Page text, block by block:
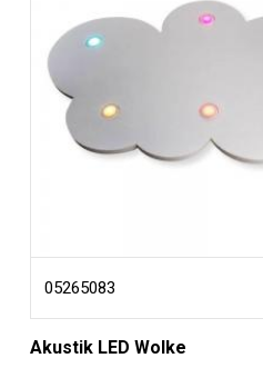
05265083
Akustik LED Wolke